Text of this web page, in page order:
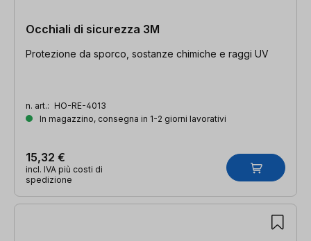
Occhiali di sicurezza 3M
Protezione da sporco, sostanze chimiche e raggi UV
n. art.: HO-RE-4013
In magazzino, consegna in 1-2 giorni lavorativi
15,32 €
incl. IVA più costi di
spedizione